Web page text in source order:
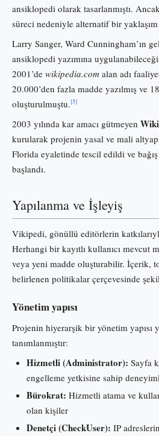
ansiklopedi olarak tasarlanmıştı.
süreci nedeniyle alternatif bir yaklaşım
Larry Sanger, Ward Cunningham’ın
ansiklopedi yazımına
2001’de wikipedia.com alan adı
20.000’den fazla madde yazılmış ve
oluşturulmuştu.[5]
2003 yılında kar amacı gütmeyen
kurularak projenin yasal ve mali
Florida eyaletinde tescil edildi ve
başlandı.
Yapılanma ve İşleyiş
Vikipedi, gönüllü editörlerin
Herhangi bir kayıtlı kullanıcı mevcut
veya yeni madde oluşturabilir. İçerik,
belirlenen politikalar çerçevesinde
Yönetim yapısı
Projenin hiyerarşik bir yönetim
tanımlanmıştır:
Hizmetli (Administrator): Sayfa
engelleme yetkisine sahip
Bürokrat: Hizmetli atama ve
olan kişiler
Denetçi (CheckUser): IP